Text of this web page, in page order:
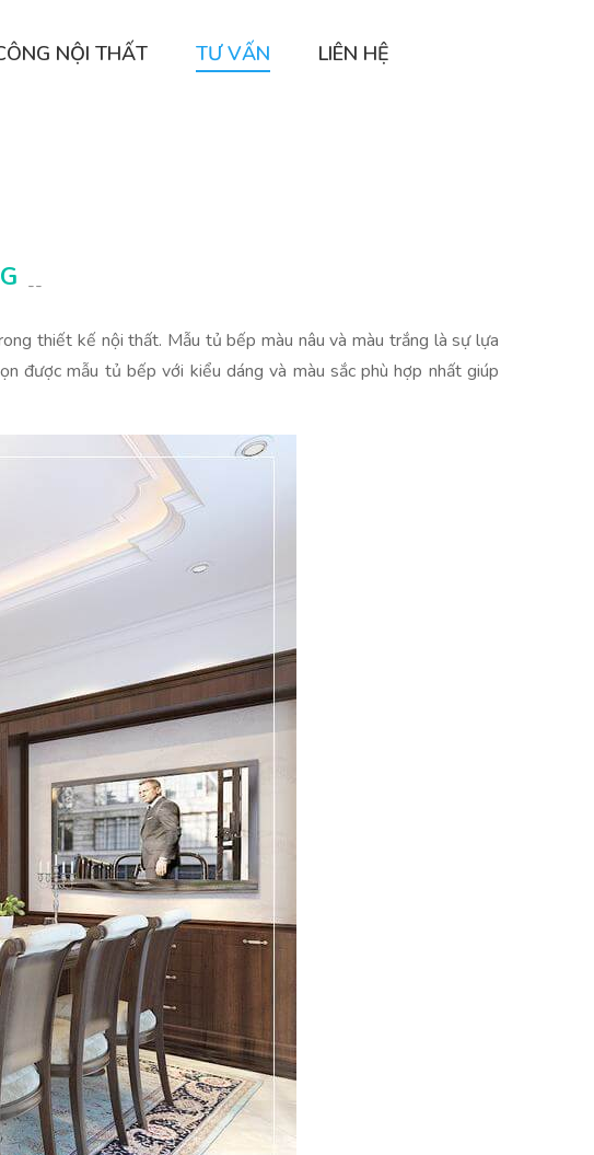
NỘI THẤT TƯ VẤN LIÊN HỆ
--
thiết kế nội thất. Mẫu tủ bếp màu nâu và màu trắng là sự lựa
được mẫu tủ bếp với kiểu dáng và màu sắc phù hợp nhất giúp